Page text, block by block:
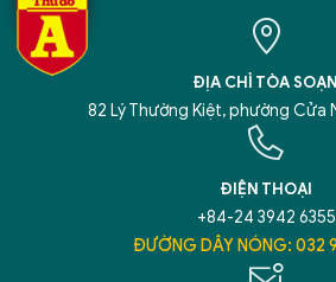
ĐỊA CHỈ TÒA SOẠN
82 Lý Thường Kiệt, phường Cửa
ĐIỆN THOẠI
+84-24 3942 6355
ĐƯỜNG DÂY NÓNG: 032